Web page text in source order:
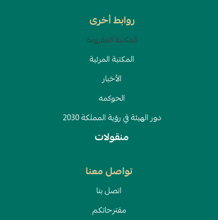
روابط أخرى
المكتبة المقروءة
المكتبة المرئية
الأخبار
الحوكمه
دور الهيئة في رؤية المملكة 2030
منقولات
تواصل معنا
اتصل بنا
مقترحاتكم